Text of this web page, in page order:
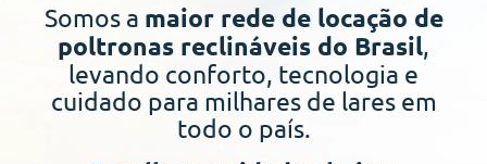
Somos a maior rede de locação de
poltronas reclináveis do Brasil,
levando conforto, tecnologia e
cuidado para milhares de lares em
todo o país.